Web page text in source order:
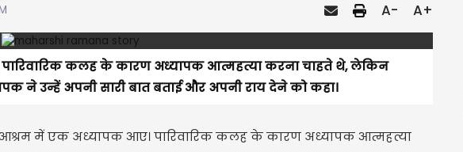
A- A+
कलह के कारण अध्यापक आत्महत्या करना चाहते थे, लेकिन
ने उन्हें अपनी सारी बात बताई और अपनी राय देने को कहा।
में एक अध्यापक आए। पारिवारिक कलह के कारण अध्यापक आत्महत्या